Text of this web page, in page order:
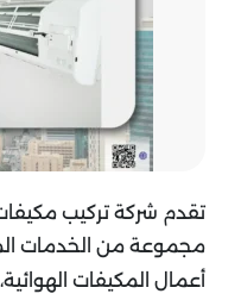
تقدم شركة تركيب
مجموعة من الخدمات
أعمال المكيفات